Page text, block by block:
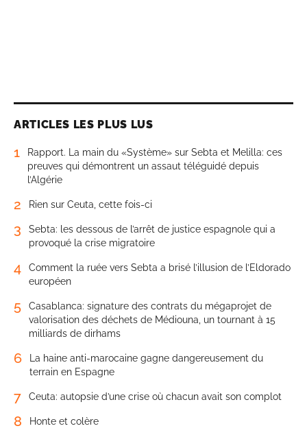
ARTICLES LES PLUS LUS
1
Rapport. La main du «Système» sur Sebta et Melilla: ces
preuves qui démontrent un assaut téléguidé depuis
l’Algérie
2 Rien sur Ceuta, cette fois-ci
3
Sebta: les dessous de l’arrêt de justice espagnole qui a
provoqué la crise migratoire
4
Comment la ruée vers Sebta a brisé l’illusion de l’Eldorado
européen
5
Casablanca: signature des contrats du mégaprojet de
valorisation des déchets de Médiouna, un tournant à 15
milliards de dirhams
6
La haine anti-marocaine gagne dangereusement du
terrain en Espagne
7 Ceuta: autopsie d’une crise où chacun avait son complot
8 Honte et colère